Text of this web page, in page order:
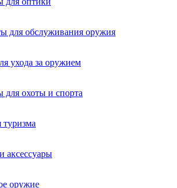
для обслуживания оружия
ухода за оружием
для охоты и спорта
туризма
аксессуары
оружие